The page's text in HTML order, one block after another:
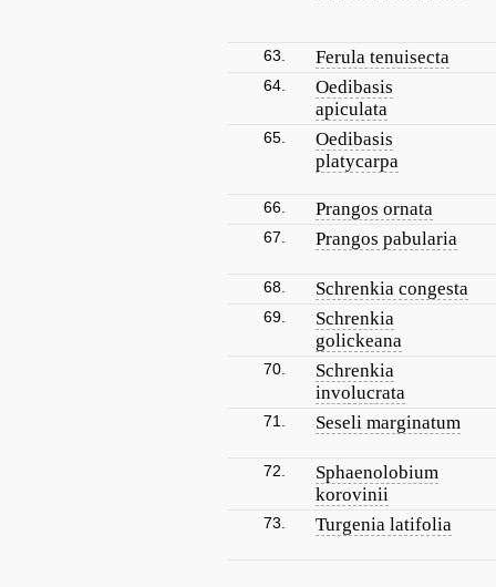
63. Ferula tenuisecta
64.
Oedibasis
apiculata
65.
Oedibasis
platycarpa
66. Prangos ornata
67. Prangos pabularia
68. Schrenkia congesta
69.
Schrenkia
golickeana
70.
Schrenkia
involucrata
71. Seseli marginatum
72.
Sphaenolobium
korovinii
73. Turgenia latifolia